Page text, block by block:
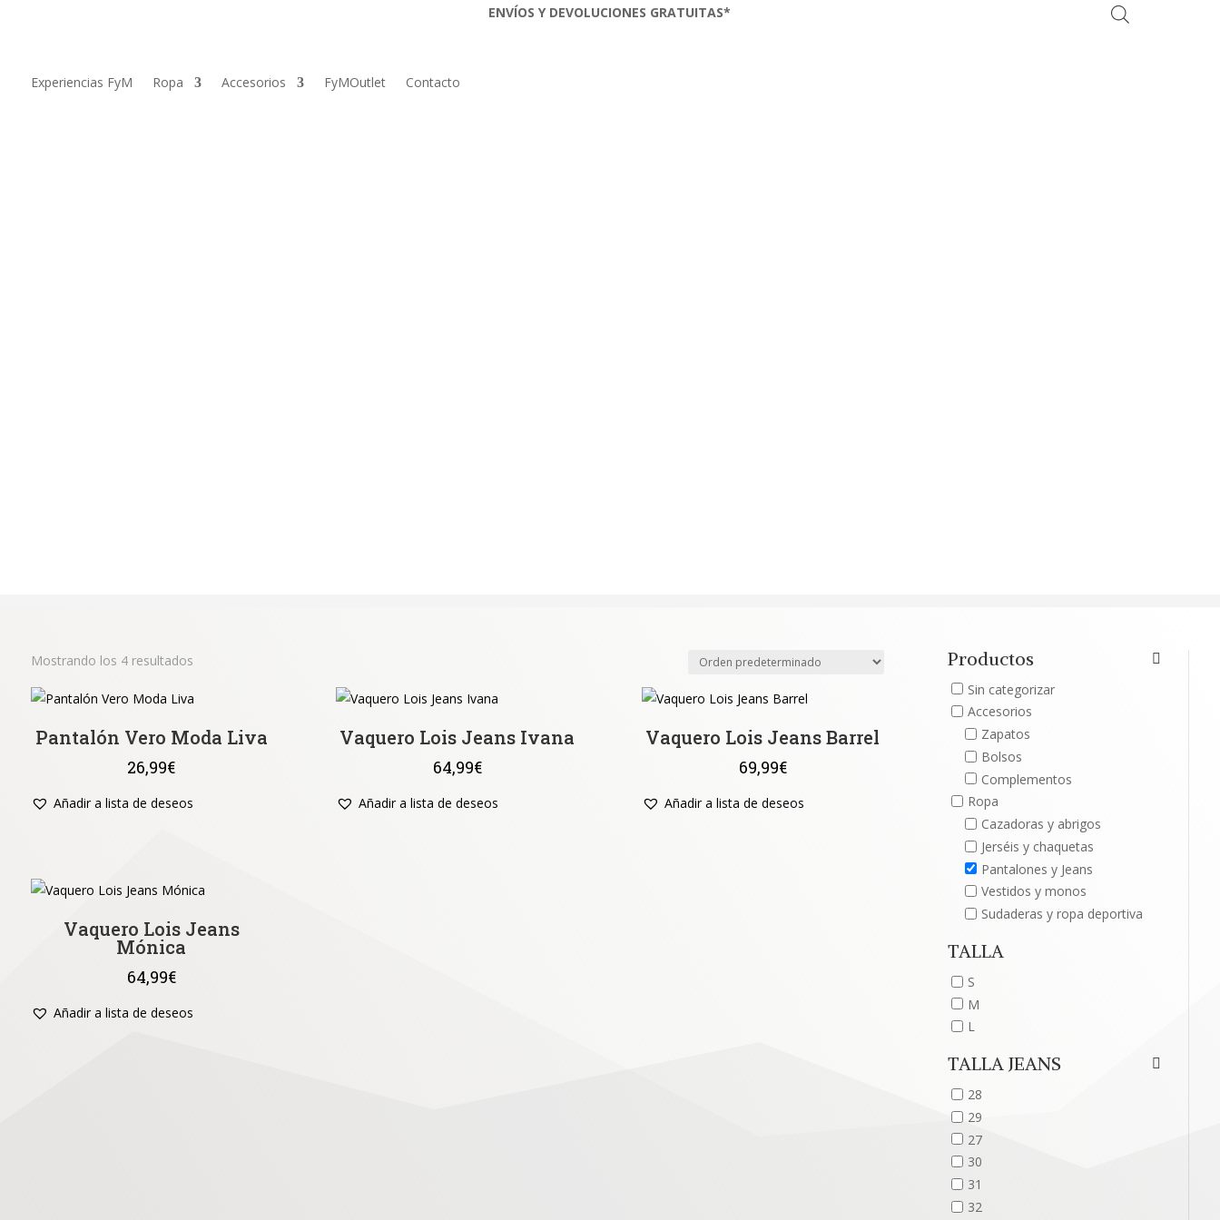
ENVÍOS Y DEVOLUCIONES GRATUITAS*
Experiencias FyM Ropa Accesorios FyMOutlet Contacto
Mostrando los 4 resultados
Pantalón Vero Moda Liva
26,99€
Añadir a lista de deseos
Vaquero Lois Jeans Ivana
64,99€
Añadir a lista de deseos
Vaquero Lois Jeans Barrel
69,99€
Añadir a lista de deseos
Vaquero Lois Jeans
Mónica
64,99€
Añadir a lista de deseos
Productos
Sin categorizar
Accesorios
Zapatos
Bolsos
Complementos
Ropa
Cazadoras y abrigos
Jerséis y chaquetas
Pantalones y Jeans
Vestidos y monos
Sudaderas y ropa deportiva
TALLA
S
M
L
TALLA JEANS
28
29
27
30
31
32